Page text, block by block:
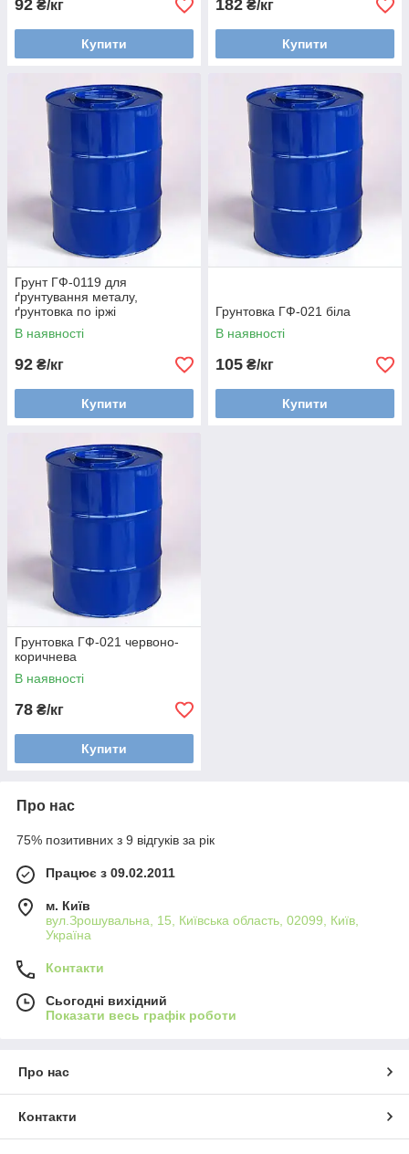
92 ₴/кг
Купити
182 ₴/кг
Купити
Грунт ГФ-0119 для
ґрунтування металу,
ґрунтовка по іржі
В наявності
92 ₴/кг
Купити
Грунтовка ГФ-021 біла
В наявності
105 ₴/кг
Купити
Грунтовка ГФ-021 червоно-
коричнева
В наявності
78 ₴/кг
Купити
Про нас
75% позитивних з 9 відгуків за рік
Працює з 09.02.2011
м. Київ
вул.Зрошувальна, 15, Київська область, 02099, Київ,
Україна
Контакти
Сьогодні вихідний
Показати весь графік роботи
Про нас
Контакти